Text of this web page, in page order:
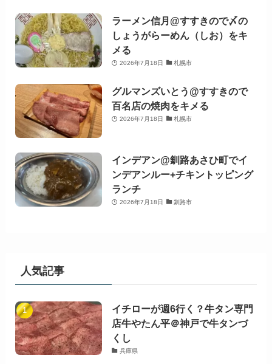
ラーメン信月@すすきので〆の
しょうがらーめん（しお）をキ
メる
2026年7月18日 札幌市
グルマンズいとう@すすきので
百名店の焼肉をキメる
2026年7月18日 札幌市
インデアン@釧路あさひ町でイ
ンデアンルー+チキントッピング
ランチ
2026年7月18日 釧路市
人気記事
イチローが週6行く？牛タン専門
店牛やたん平＠神戸で牛タンづ
くし
兵庫県